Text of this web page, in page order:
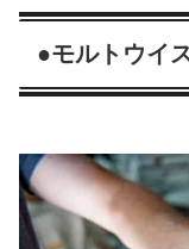
●モルトウイ